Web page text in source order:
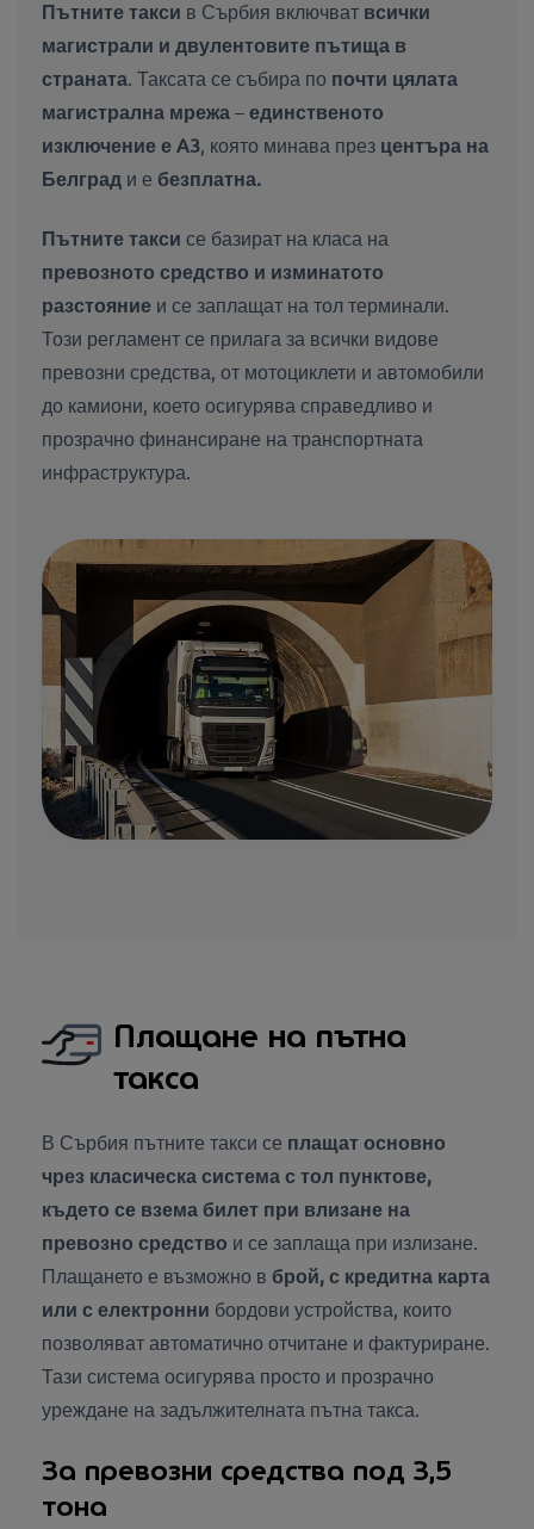
Пътните такси в Сърбия включват всички
магистрали и двулентовите пътища в
страната. Таксата се събира по почти цялата
магистрална мрежа – единственото
изключение е A3, която минава през центъра на
Белград и е безплатна.
Пътните такси се базират на класа на
превозното средство и изминатото
разстояние и се заплащат на тол терминали.
Този регламент се прилага за всички видове
превозни средства, от мотоциклети и автомобили
до камиони, което осигурява справедливо и
прозрачно финансиране на транспортната
инфраструктура.
Плащане на пътна
такса
В Сърбия пътните такси се плащат основно
чрез класическа система с тол пунктове,
където се взема билет при влизане на
превозно средство и се заплаща при излизане.
Плащането е възможно в брой, с кредитна карта
или с електронни бордови устройства, които
позволяват автоматично отчитане и фактуриране.
Тази система осигурява просто и прозрачно
уреждане на задължителната пътна такса.
За превозни средства под 3,5
тона